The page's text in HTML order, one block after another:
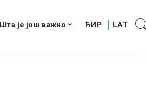
Шта је још важно